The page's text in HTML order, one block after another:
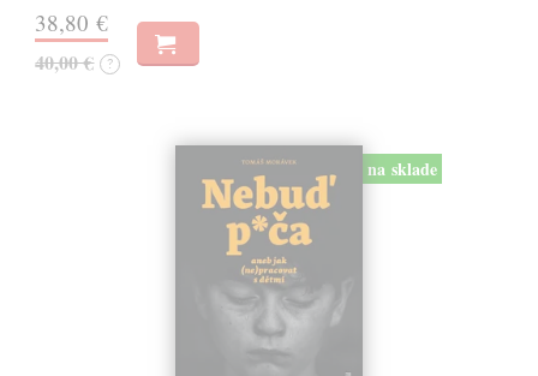
38,80 €
40,00 € ?
na sklade